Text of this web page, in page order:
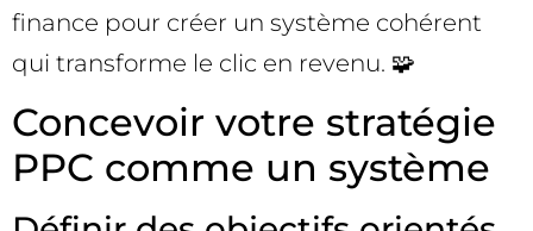
finance pour créer un système cohérent
qui transforme le clic en revenu. 🧩
Concevoir votre stratégie
PPC comme un système